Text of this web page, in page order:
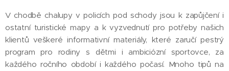
V chodbě chalupy v policích pod schody jsou k zapůjčení i
ostatní turistické mapy a k vyzvednutí pro potřeby našich
klientů veškeré informativní materiály, které zaručí pestrý
program pro rodiny s dětmi i ambiciózní sportovce, za
každého ročního období i každého počasí. Mnoho tipů na